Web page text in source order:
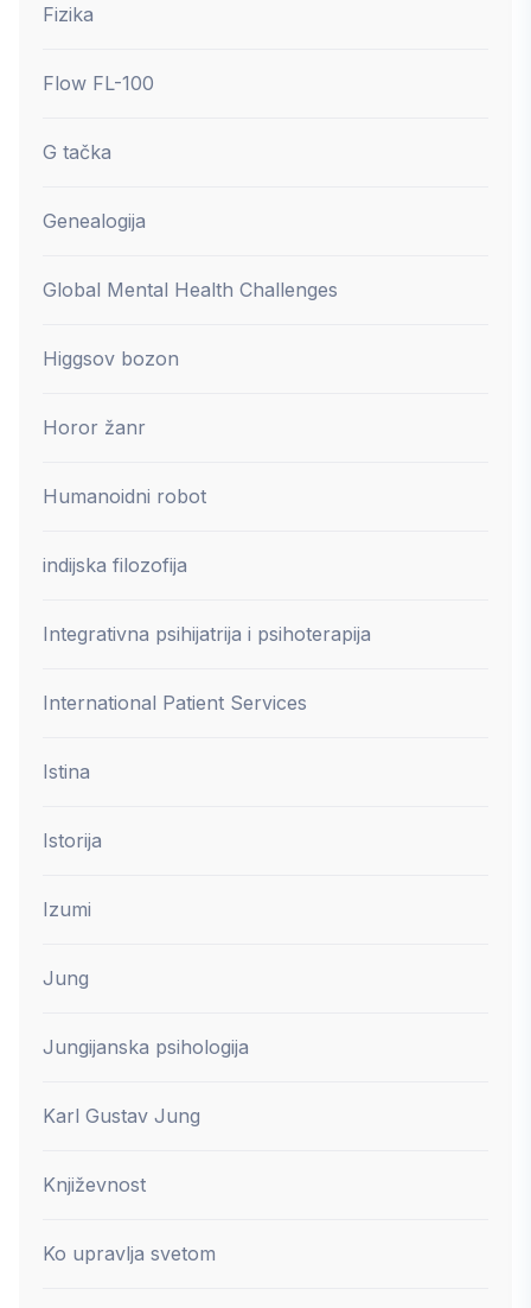
Fizika
Flow FL-100
G tačka
Genealogija
Global Mental Health Challenges
Higgsov bozon
Horor žanr
Humanoidni robot
indijska filozofija
Integrativna psihijatrija i psihoterapija
International Patient Services
Istina
Istorija
Izumi
Jung
Jungijanska psihologija
Karl Gustav Jung
Književnost
Ko upravlja svetom